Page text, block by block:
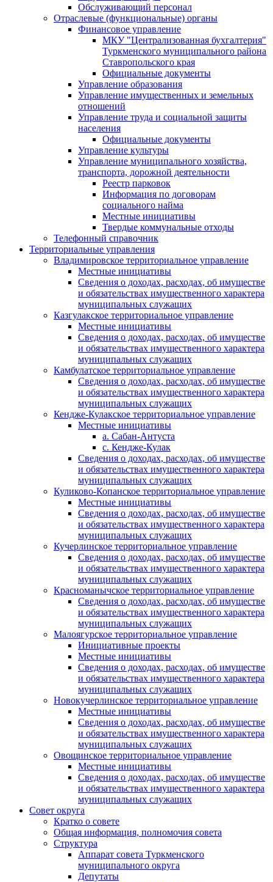
Обслуживающий персонал
Отраслевые (функциональные) органы
Финансовое управление
МКУ "Централизованная бухгалтерия"
Туркменского муниципального района
Ставропольского края
Официальные документы
Управление образования
Управление имущественных и земельных
отношений
Управление труда и социальной защиты
населения
Официальные документы
Управление культуры
Управление муниципального хозяйства,
транспорта, дорожной деятельности
Реестр парковок
Информация по договорам
социального найма
Местные инициативы
Твердые коммунальные отходы
Телефонный справочник
Территориальные управления
Владимировское территориальное управление
Местные инициативы
Сведения о доходах, расходах, об имуществе
и обязательствах имущественного характера
муниципальных служащих
Казгулакское территориальное управление
Местные инициативы
Сведения о доходах, расходах, об имуществе
и обязательствах имущественного характера
муниципальных служащих
Камбулатское территориальное управление
Сведения о доходах, расходах, об имуществе
и обязательствах имущественного характера
муниципальных служащих
Кендже-Кулакское территориальное управление
Местные инициативы
а. Сабан-Антуста
с. Кендже-Кулак
Сведения о доходах, расходах, об имуществе
и обязательствах имущественного характера
муниципальных служащих
Куликово-Копанское территориальное управление
Местные инициативы
Сведения о доходах, расходах, об имуществе
и обязательствах имущественного характера
муниципальных служащих
Кучерлинское территориальное управление
Сведения о доходах, расходах, об имуществе
и обязательствах имущественного характера
муниципальных служащих
Красноманычское территориальное управление
Сведения о доходах, расходах, об имуществе
и обязательствах имущественного характера
муниципальных служащих
Малоягурское территориальное управление
Инициативные проекты
Местные инициативы
Сведения о доходах, расходах, об имуществе
и обязательствах имущественного характера
муниципальных служащих
Новокучерлинское территориальное управление
Местные инициативы
Сведения о доходах, расходах, об имуществе
и обязательствах имущественного характера
муниципальных служащих
Овощинское территориальное управление
Местные инициативы
Сведения о доходах, расходах, об имуществе
и обязательствах имущественного характера
муниципальных служащих
Совет округа
Кратко о совете
Общая информация, полномочия совета
Структура
Аппарат совета Туркменского
муниципального округа
Депутаты